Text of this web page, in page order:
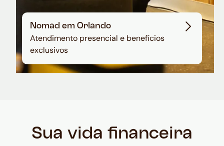
Nomad em Orlando
Atendimento presencial e benefícios
exclusivos
Sua vida financeira